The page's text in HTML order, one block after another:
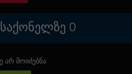
0
არ მოიძებნა